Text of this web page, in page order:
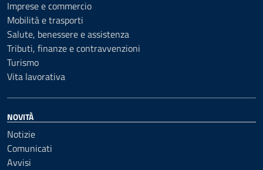
Imprese e commercio
Mobilità e trasporti
Salute, benessere e assistenza
Tributi, finanze e contravvenzioni
Turismo
Vita lavorativa
NOVITÀ
Notizie
Comunicati
Avvisi